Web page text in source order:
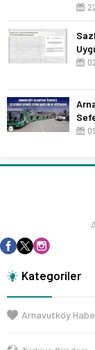
Kategoriler
Arnavutköy